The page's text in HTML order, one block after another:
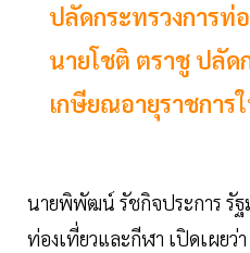
ปลัดกระทรวงการท่
นายโชติ ตราชู ปลัด
เกษียณอายุราชการ
นายพิพัฒน์ รัชกิจประการ รัฐ
ท่องเที่ยวและกีฬา เปิดเผยว่